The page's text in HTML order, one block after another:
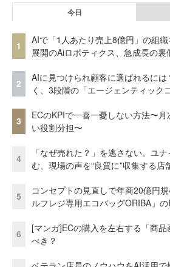
今日
1
AIで「1人あたり売上8億円」の組織
展開のAiロボティクス、急成長の裏
2
AIに見つけられ顧客に選ばれるに
く、3段階の「エージェンティック
3
ECのKPIで一喜一憂しない方法〜
い役割分担〜
4
「なぜ売れた？」を逃さない。ユ
む、現場の声を“良質に”収集する店
5
コンセプトの見直しで年商20億円
ルフレジ専用エコバッグORIBA」
6
[マンガ]ECの購入を左右する「商
べき？